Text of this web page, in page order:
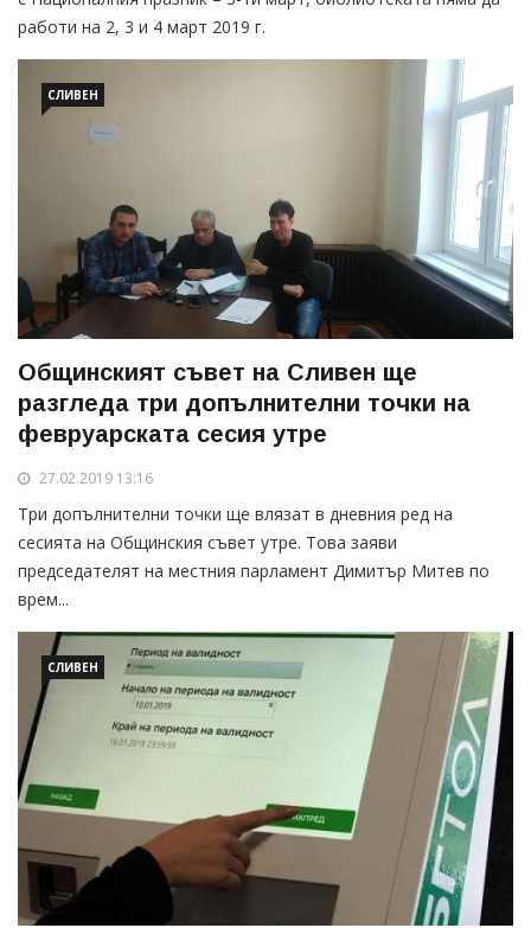
работи на 2, 3 и 4 март 2019 г.
СЛИВЕН
Общинският съвет на Сливен ще
разгледа три допълнителни точки на
февруарската сесия утре
27.02.2019 13:16
Три допълнителни точки ще влязат в дневния ред на
сесията на Общинския съвет утре. Това заяви
председателят на местния парламент Димитър Митев по
врем...
СЛИВЕН